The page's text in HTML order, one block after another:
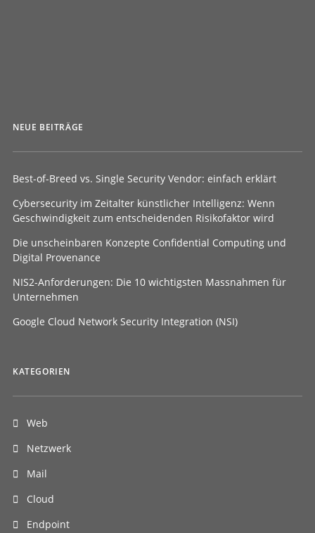
NEUE BEITRÄGE
Best-of-Breed vs. Single Security Vendor: einfach erklärt
Cybersecurity im Zeitalter künstlicher Intelligenz: Wenn
Geschwindigkeit zum entscheidenden Risikofaktor wird
Die unscheinbaren Konzepte Confidential Computing und
Digital Provenance
NIS2-Anforderungen: Die 10 wichtigsten Massnahmen für
Unternehmen
Google Cloud Network Security Integration (NSI)
KATEGORIEN
Web
Netzwerk
Mail
Cloud
Endpoint